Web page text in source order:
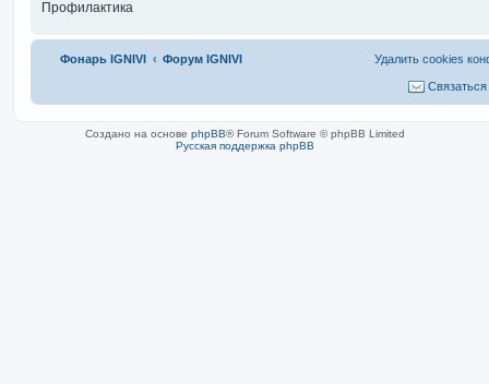
Профилактика
Фонарь IGNIVI Форум IGNIVI Удалить cookies
Создано на основе phpBB® Forum Software © phpBB Limited
Русская поддержка phpBB